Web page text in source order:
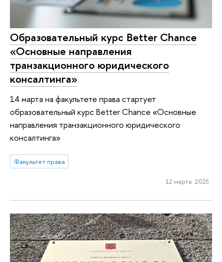
Образовательный курс Better Chance
«Основные направления
транзакционного юридического
консалтинга»
14 марта на факультете права стартует
образовательный курс Better Chance «Основные
направления транзакционного юридического
консалтинга»
Факультет права
12 марта 2025